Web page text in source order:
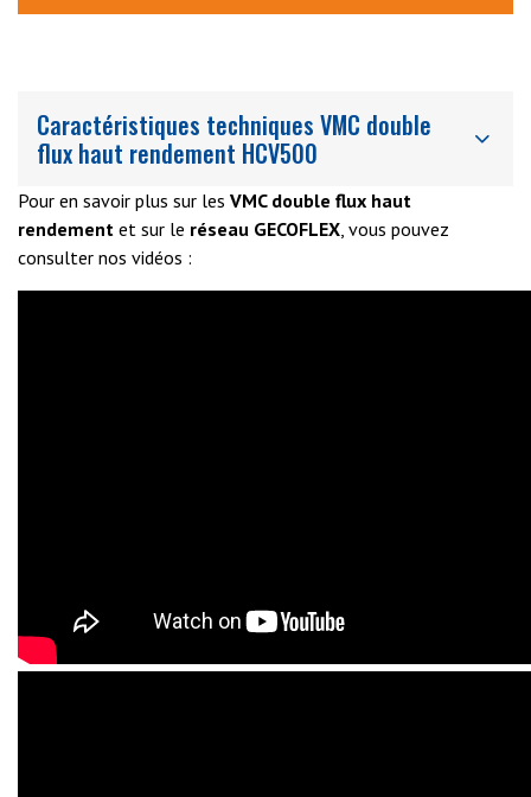
Ultra-silencieux, ce
système de
ventilation mécanique
contrôlée certifié PassivHaus, comme le reste de la gamme
de VMC Double Flux GECO Dantherm, est la référence en
terme de performance, qualité et fiabilité.
HCH5 HCV700
Caractéristiques techniques VMC double
flux haut rendement HCV500
Pour en savoir plus sur les VMC double flux haut
rendement et sur le réseau GECOFLEX, vous pouvez
consulter nos vidéos :